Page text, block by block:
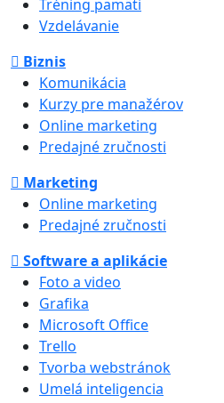
Tréning pamäti
Vzdelávanie
Biznis
Komunikácia
Kurzy pre manažérov
Online marketing
Predajné zručnosti
Marketing
Online marketing
Predajné zručnosti
Software a aplikácie
Foto a video
Grafika
Microsoft Office
Trello
Tvorba webstránok
Umelá inteligencia